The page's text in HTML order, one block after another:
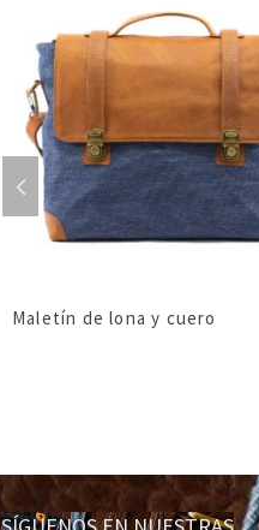
Maletín de lona y cuero